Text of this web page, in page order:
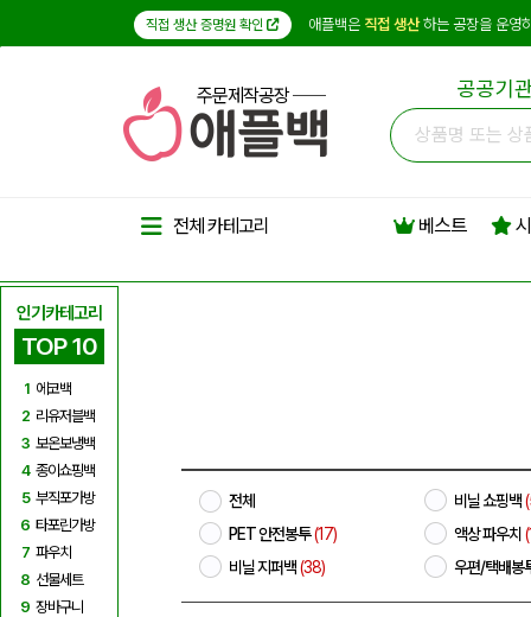
직접 생산 증명원 확인 애플백은 직접 생산하는 공장을 운영
주문제작공장 공공기
인기카테고리
TOP 10
1 에코백
2 리유저블백
3 보온보냉백
4 종이쇼핑백
5 부직포가방
6 타포린가방
7 파우치
8 선물세트
9 장바구니
전체 카테고리 베스트
전체 비닐 쇼핑백
PET 안전봉투(17) 액상 파우치
비닐 지퍼백(38) 우편/택배봉